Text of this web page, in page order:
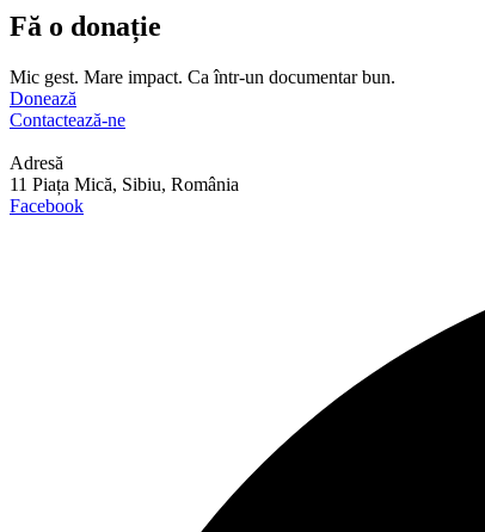
Fă o donație
Mic gest. Mare impact. Ca într-un documentar bun.
Donează
Contactează-ne
Adresă
11 Piața Mică, Sibiu, România
Facebook